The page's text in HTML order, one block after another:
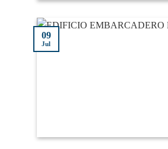
09
Jul